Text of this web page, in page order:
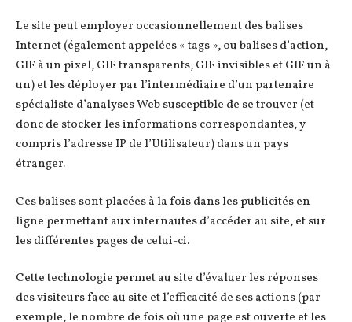
Le site peut employer occasionnellement des balises
Internet (également appelées « tags », ou balises d’action,
GIF à un pixel, GIF transparents, GIF invisibles et GIF un à
un) et les déployer par l’intermédiaire d’un partenaire
spécialiste d’analyses Web susceptible de se trouver (et
donc de stocker les informations correspondantes, y
compris l’adresse IP de l’Utilisateur) dans un pays
étranger.
Ces balises sont placées à la fois dans les publicités en
ligne permettant aux internautes d’accéder au site, et sur
les différentes pages de celui-ci.
Cette technologie permet au site d’évaluer les réponses
des visiteurs face au site et l’efficacité de ses actions (par
exemple, le nombre de fois où une page est ouverte et les